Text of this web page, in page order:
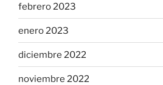
febrero 2023
enero 2023
diciembre 2022
noviembre 2022